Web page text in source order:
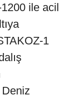
ile acil
1